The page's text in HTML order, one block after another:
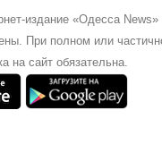
издание «Одесса
При полном или
на сайт обязательна.